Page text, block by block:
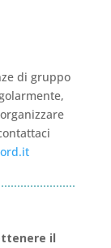
di gruppo
il